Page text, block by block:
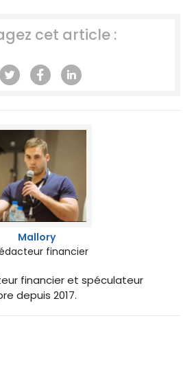
cet article :
Mallory
financier
financier et spéculateur
depuis 2017.